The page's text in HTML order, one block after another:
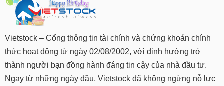
Vietstock – Cổng thông tin tài chính và chứng khoán chính
thức hoạt động từ ngày 02/08/2002, với định hướng trở
thành người bạn đồng hành đáng tin cậy của nhà đầu tư.
Ngay từ những ngày đầu, Vietstock đã không ngừng nỗ lực